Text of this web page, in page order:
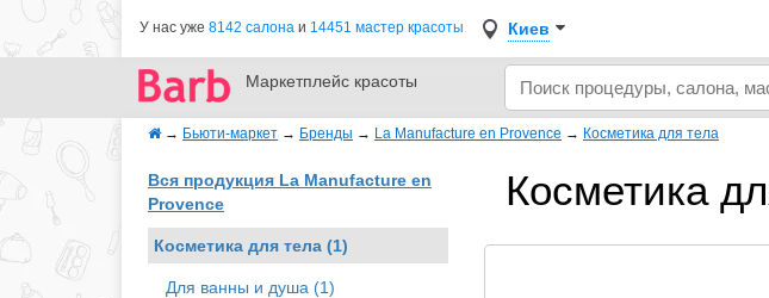
У нас уже 8142 салона и 14451 мастер красоты Киев
Маркетплейс красоты
→ Бьюти-маркет → Бренды → La Manufacture en Provence → Косметика для тела
Вся продукция La Manufacture en
Provence
Косметика для тела (1)
Для ванны и душа (1)
Косметика